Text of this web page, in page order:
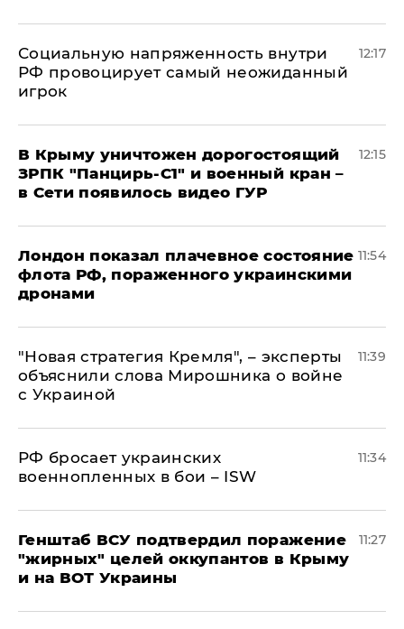
Социальную напряженность внутри
РФ провоцирует самый неожиданный
игрок
12:17
В Крыму уничтожен дорогостоящий
ЗРПК "Панцирь-С1" и военный кран –
в Сети появилось видео ГУР
12:15
Лондон показал плачевное состояние
флота РФ, пораженного украинскими
дронами
11:54
"Новая стратегия Кремля", – эксперты
объяснили слова Мирошника о войне
с Украиной
11:39
РФ бросает украинских
военнопленных в бои – ISW
11:34
Генштаб ВСУ подтвердил поражение
"жирных" целей оккупантов в Крыму
и на ВОТ Украины
11:27